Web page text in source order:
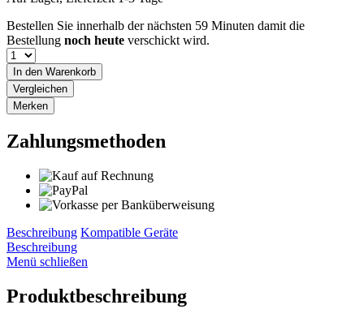
Bestellen Sie innerhalb der nächsten 59 Minuten damit die
Bestellung noch heute verschickt wird.
In den Warenkorb
Vergleichen
Merken
Zahlungsmethoden
Beschreibung Kompatible Geräte
Beschreibung
Menü schließen
Produktbeschreibung